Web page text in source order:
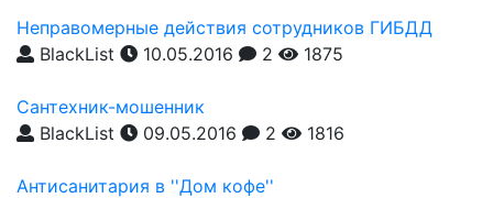
Неправомерные действия сотрудников ГИБДД
BlackList
10.05.2016 2 1875
Сантехник-мошенник
BlackList
09.05.2016 2 1816
Антисанитария в ''Дом кофе''